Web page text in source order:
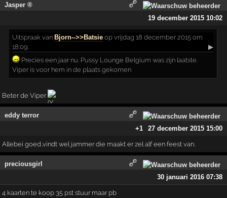
Jasper ®
19 december 2015 10:02
Uitspraak van Bjorn-->>Batsie op vrijdag 18 december 2015 om
18:09:
▶
Precies een jaar nu. Pussy Lounge Belgium was zijn laatste.
Viper is voor hem in de plaats gekomen
Beter de Viper
eddy terror
+1
27 december 2015 15:00
Allebei goed..vindt wel jammer die maakt er zel alf een feest van.
preciousgirl
30 januari 2016 07:38
4 kaarten te koop 35 pst stuur maar pb